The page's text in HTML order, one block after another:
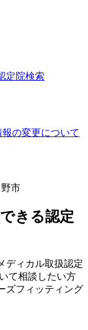
定院検索
の変更について
野市
きる認定
ディカル取扱認定
て相談したい方
ズフィッティング